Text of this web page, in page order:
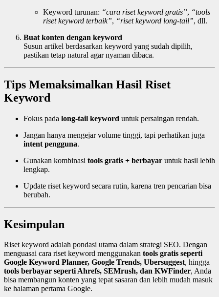
Keyword turunan: “cara riset keyword gratis”, “tools
riset keyword terbaik”, “riset keyword long-tail”, dll.
Buat konten dengan keyword
Susun artikel berdasarkan keyword yang sudah dipilih,
pastikan tetap natural agar nyaman dibaca.
Tips Memaksimalkan Hasil Riset
Keyword
Fokus pada long-tail keyword untuk persaingan rendah.
Jangan hanya mengejar volume tinggi, tapi perhatikan juga
intent pengguna.
Gunakan kombinasi tools gratis + berbayar untuk hasil lebih
lengkap.
Update riset keyword secara rutin, karena tren pencarian bisa
berubah.
Kesimpulan
Riset keyword adalah pondasi utama dalam strategi SEO. Dengan
menguasai cara riset keyword menggunakan tools gratis seperti
Google Keyword Planner, Google Trends, Ubersuggest, hingga
tools berbayar seperti Ahrefs, SEMrush, dan KWFinder, Anda
bisa membangun konten yang tepat sasaran dan lebih mudah masuk
ke halaman pertama Google.